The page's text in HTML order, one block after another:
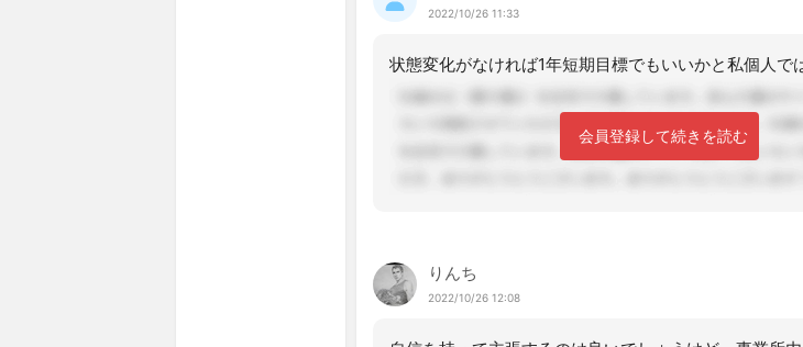
2022/10/26 11:33
会員登録して続きを読む
りんち
2022/10/26 12:08